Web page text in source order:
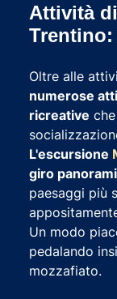
Attività
Oltre alle
numerose
ricreative
L'escursione
giro
paesaggi più
Un modo
pedalando
mozzafiato.